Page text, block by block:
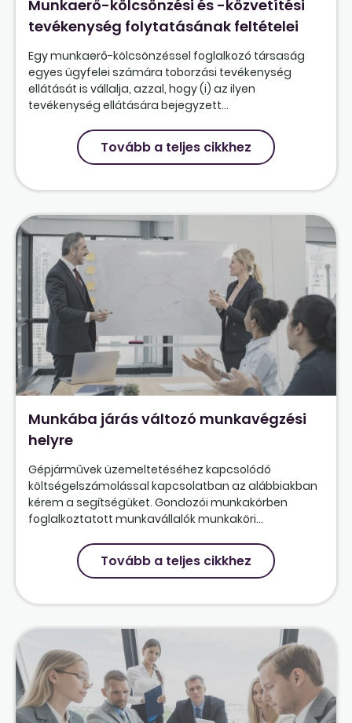
Munkaerő-kölcsönzési és -közvetítési
tevékenység folytatásának feltételei
Egy munkaerő-kölcsönzéssel foglalkozó társaság
egyes ügyfelei számára toborzási tevékenység
ellátását is vállalja, azzal, hogy (i) az ilyen
tevékenység ellátására bejegyzett...
Tovább a teljes cikkhez
Munkába járás változó munkavégzési
helyre
Gépjárművek üzemeltetéséhez kapcsolódó
költségelszámolással kapcsolatban az alábbiakban
kérem a segítségüket. Gondozói munkakörben
foglalkoztatott munkavállalók munkaköri...
Tovább a teljes cikkhez